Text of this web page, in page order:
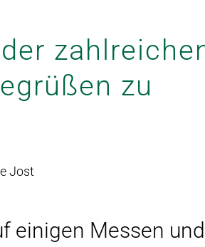
zu
Jost
einigen Messen und